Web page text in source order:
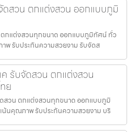
ดสวน ตกแต่งสวน ออกแบบภูมิ
กแต่งสวนทุกขนาด ออกแบบภูมิทัศน์ ทั่ว
าพ รับประกันความสวยงาม รับจัดส
รับจัดสวน ตกแต่งสวน
ย
สวน ตกแต่งสวนทุกขนาด ออกแบบภูมิ
น้นคุณภาพ รับประกันความสวยงาม บริ